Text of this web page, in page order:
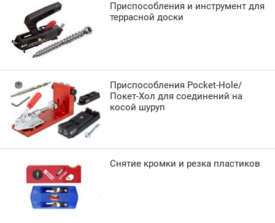
Приспособления и инструмент для
террасной доски
Приспособления Pocket-Hole/
Покет-Хол для соединений на
косой шуруп
Снятие кромки и резка пластиков